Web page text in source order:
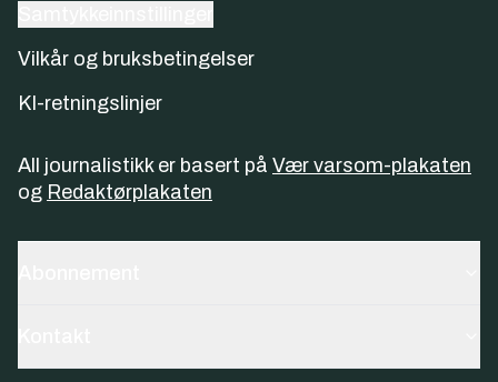
Vilkår og bruksbetingelser
KI-retningslinjer
All journalistikk er basert på Vær varsom-plakaten
og Redaktørplakaten